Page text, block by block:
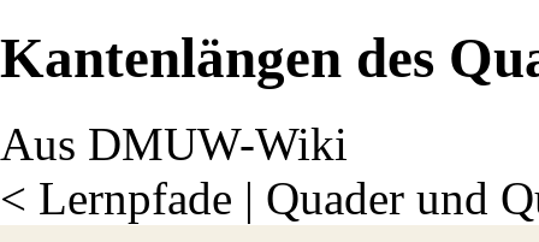
Kantenlängen des
Aus DMUW-Wiki
< Lernpfade ‎ | Quader und